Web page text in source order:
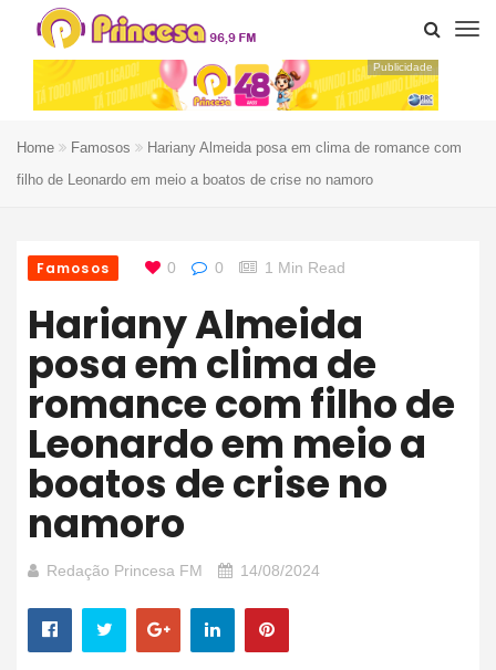
Publicidade
Home Famosos
Hariany Almeida posa em clima de romance com
filho de Leonardo em meio a boatos de crise no namoro
Famosos 0 0 1 Min Read
Hariany Almeida
posa em clima de
romance com filho de
Leonardo em meio a
boatos de crise no
namoro
Redação Princesa FM 14/08/2024